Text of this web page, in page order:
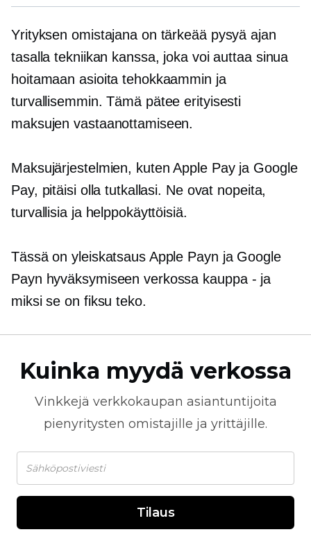
Yrityksen omistajana on tärkeää pysyä ajan
tasalla tekniikan kanssa, joka voi auttaa sinua
hoitamaan asioita tehokkaammin ja
turvallisemmin. Tämä pätee erityisesti
maksujen vastaanottamiseen.
Maksujärjestelmien, kuten Apple Pay ja Google
Pay, pitäisi olla tutkallasi. Ne ovat nopeita,
turvallisia ja helppokäyttöisiä.
Tässä on yleiskatsaus Apple Payn ja Google
Payn hyväksymiseen verkossa kauppa - ja
miksi se on fiksu teko.
Kuinka myydä verkossa
Vinkkejä verkkokaupan asiantuntijoita
pienyritysten omistajille ja yrittäjille.
Tilaus